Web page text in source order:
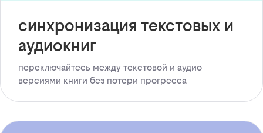
синхронизация текстовых и
аудиокниг
переключайтесь между текстовой и аудио
версиями книги без потери прогресса